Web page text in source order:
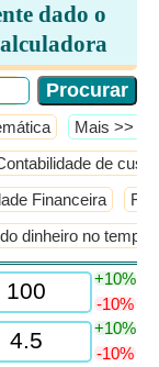
dado o
​Mais >>
de
Financeira
dinheiro no tempo
+10%
-10%
+10%
-10%